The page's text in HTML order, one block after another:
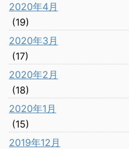
2020年4月
(19)
2020年3月
(17)
2020年2月
(18)
2020年1月
(15)
2019年12月